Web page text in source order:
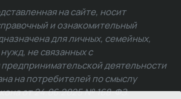
на сайте, носит
и ознакомительный
для личных, семейных,
не связанных с
деятельности
на потребителей по смыслу
от 24.06.2025 № 168-ФЗ.